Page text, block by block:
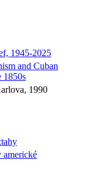
1945-2025
and Cuban
1850s
1990
americké